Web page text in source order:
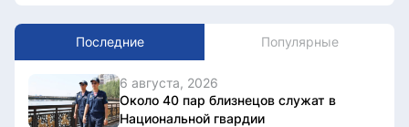
Последние Популярные
6 августа, 2026
Около 40 пар близнецов служат в
Национальной гвардии